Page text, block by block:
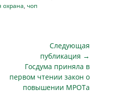
охрана, чоп
Следующая
публикация →
Следующая
публикация
Госдума приняла в
первом чтении закон о
повышении МРОТа